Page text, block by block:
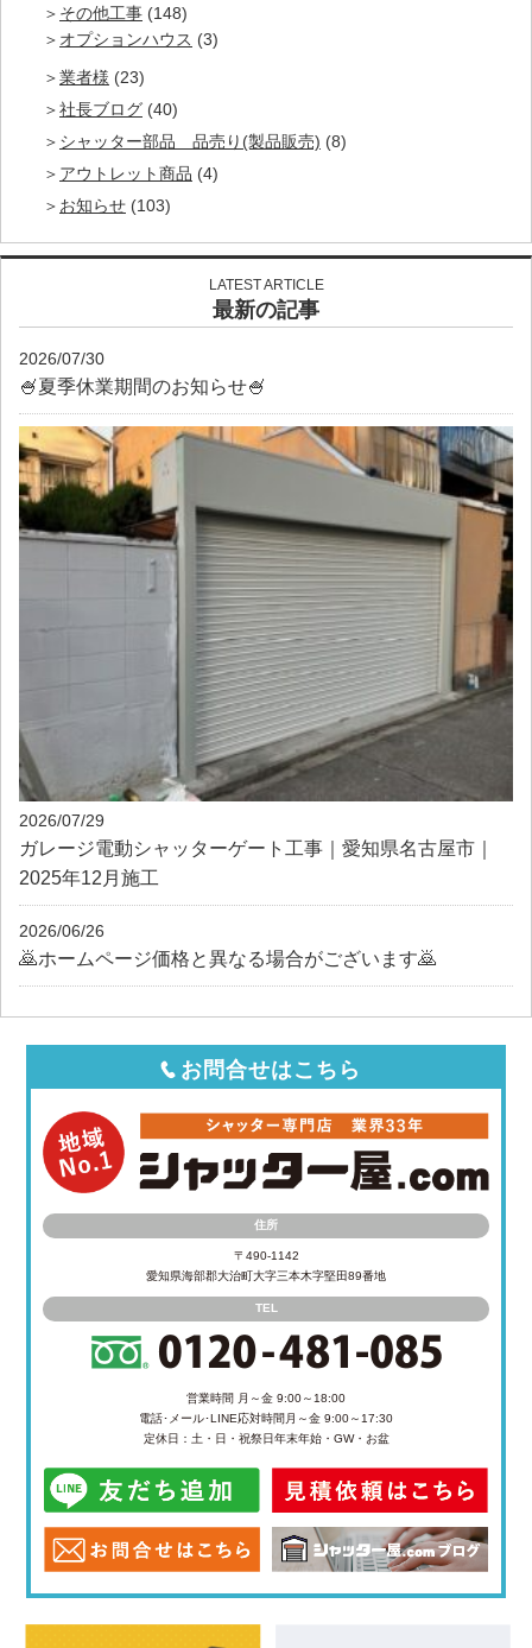
その他工事 (148)
オプションハウス (3)
業者様 (23)
社長ブログ (40)
シャッター部品 品売り(製品販売) (8)
アウトレット商品 (4)
お知らせ (103)
LATEST ARTICLE
最新の記事
2026/07/30
🍧夏季休業期間のお知らせ🍧
2026/07/29
ガレージ電動シャッターゲート工事｜愛知県名古屋市｜
2025年12月施工
2026/06/26
🙇ホームページ価格と異なる場合がございます🙇
お問合せはこちら
住所
〒490-1142
愛知県海部郡大治町大字三本木字堅田89番地
TEL
営業時間 月～金 9:00～18:00
電話･メール･LINE応対時間 月～金 9:00～17:30
定休日：土・日・祝祭日年末年始・GW・お盆